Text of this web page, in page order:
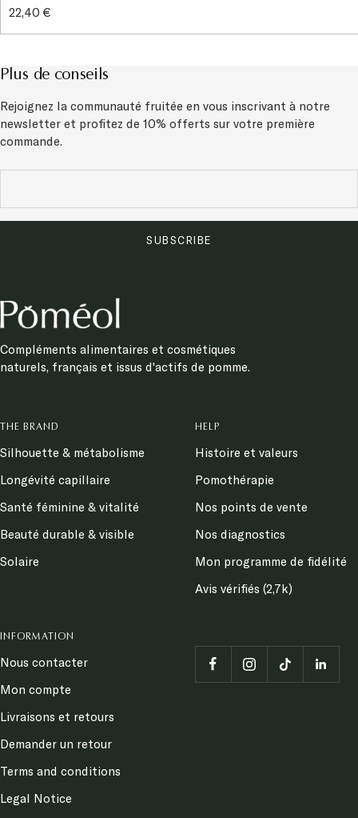
22,40 €
Plus de conseils
Rejoignez la communauté fruitée en vous inscrivant à notre
newsletter et profitez de 10% offerts sur votre première
commande.
SUBSCRIBE
Compléments alimentaires et cosmétiques
naturels, français et issus d'actifs de pomme.
THE BRAND
Silhouette & métabolisme
Longévité capillaire
Santé féminine & vitalité
Beauté durable & visible
Solaire
HELP
Histoire et valeurs
Pomothérapie
Nos points de vente
Nos diagnostics
Mon programme de fidélité
Avis vérifiés (2,7k)
INFORMATION
Nous contacter
Mon compte
Livraisons et retours
Demander un retour
Terms and conditions
Legal Notice